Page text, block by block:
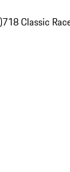
718 Classic